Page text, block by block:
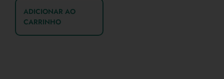
ADICIONAR AO
CARRINHO